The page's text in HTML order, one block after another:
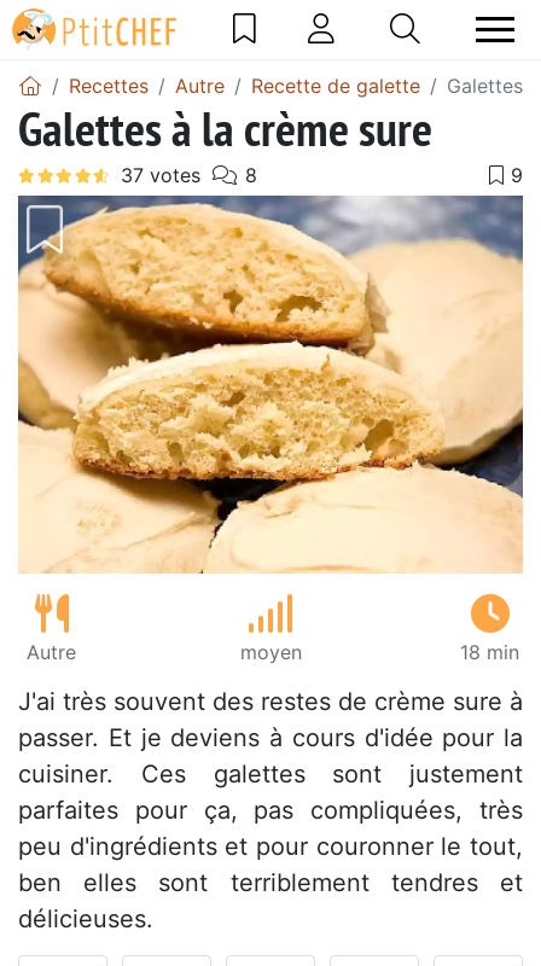
Recettes Autre Recette de galette Galettes
Galettes à la crème sure
Autre moyen 18 min
J'ai très souvent des restes de crème sure à
passer. Et je deviens à cours d'idée pour la
cuisiner. Ces galettes sont justement
parfaites pour ça, pas compliquées, très
peu d'ingrédients et pour couronner le tout,
ben elles sont terriblement tendres et
délicieuses.